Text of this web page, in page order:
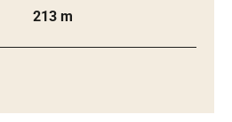
213 m